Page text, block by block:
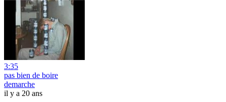
3:35
pas bien de boire
demarche
il y a 20 ans